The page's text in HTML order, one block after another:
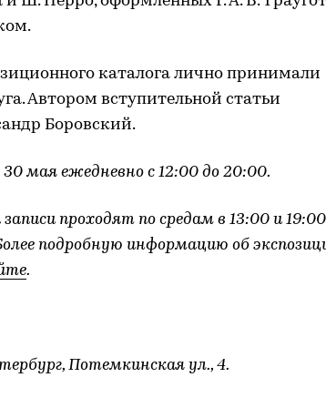
каталога лично принимали
Автором вступительной статьи
Боровский.
мая ежедневно с 12:00 до 20:00.
проходят по средам в 13:00 и 19:00
подробную информацию об
.
Потемкинская ул., 4.